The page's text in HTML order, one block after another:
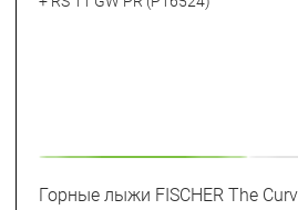
Горные лыжи FISCHER The